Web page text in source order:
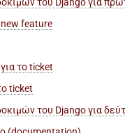
feature
το ticket
ticket
του Django για